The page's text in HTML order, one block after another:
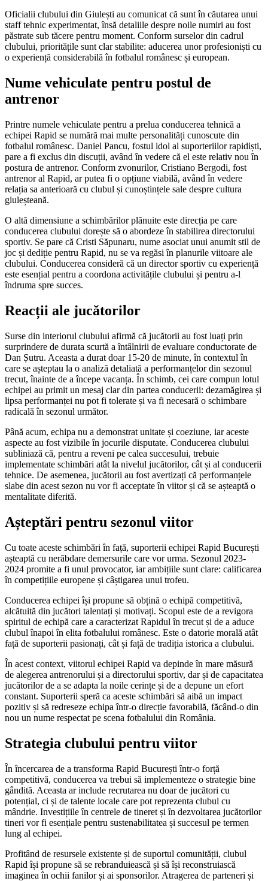
Oficialii clubului din Giulești au comunicat că sunt în căutarea unui
staff tehnic experimentat, însă detaliile despre noile numiri au fost
păstrate sub tăcere pentru moment. Conform surselor din cadrul
clubului, prioritățile sunt clar stabilite: aducerea unor profesioniști cu
o experiență considerabilă în fotbalul românesc și european.
Nume vehiculate pentru postul de
antrenor
Printre numele vehiculate pentru a prelua conducerea tehnică a
echipei Rapid se numără mai multe personalități cunoscute din
fotbalul românesc. Daniel Pancu, fostul idol al suporteriilor rapidiști,
pare a fi exclus din discuții, având în vedere că el este relativ nou în
postura de antrenor. Conform zvonurilor, Cristiano Bergodi, fost
antrenor al Rapid, ar putea fi o opțiune viabilă, având în vedere
relația sa anterioară cu clubul și cunoștințele sale despre cultura
giuleșteană.
O altă dimensiune a schimbărilor plănuite este direcția pe care
conducerea clubului dorește să o abordeze în stabilirea directorului
sportiv. Se pare că Cristi Săpunaru, nume asociat unui anumit stil de
joc și dediție pentru Rapid, nu se va regăsi în planurile viitoare ale
clubului. Conducerea consideră că un director sportiv cu experiență
este esențial pentru a coordona activitățile clubului și pentru a-l
îndruma spre succes.
Reacții ale jucătorilor
Surse din interiorul clubului afirmă că jucătorii au fost luați prin
surprindere de durata scurtă a întâlnirii de evaluare conductorate de
Dan Șutru. Aceasta a durat doar 15-20 de minute, în contextul în
care se așteptau la o analiză detaliată a performanțelor din sezonul
trecut, înainte de a începe vacanța. În schimb, cei care compun lotul
echipei au primit un mesaj clar din partea conducerii: dezamăgirea și
lipsa performanței nu pot fi tolerate și va fi necesară o schimbare
radicală în sezonul următor.
Până acum, echipa nu a demonstrat unitate și coeziune, iar aceste
aspecte au fost vizibile în jocurile disputate. Conducerea clubului
subliniază că, pentru a reveni pe calea succesului, trebuie
implementate schimbări atât la nivelul jucătorilor, cât și al conducerii
tehnice. De asemenea, jucătorii au fost avertizați că performanțele
slabe din acest sezon nu vor fi acceptate în viitor și că se așteaptă o
mentalitate diferită.
Așteptări pentru sezonul viitor
Cu toate aceste schimbări în față, suporterii echipei Rapid București
așteaptă cu nerăbdare demersurile care vor urma. Sezonul 2023-
2024 promite a fi unul provocator, iar ambițiile sunt clare: calificarea
în competițiile europene și câștigarea unui trofeu.
Conducerea echipei își propune să obțină o echipă competitivă,
alcătuită din jucători talentați și motivați. Scopul este de a revigora
spiritul de echipă care a caracterizat Rapidul în trecut și de a aduce
clubul înapoi în elita fotbalului românesc. Este o datorie morală atât
față de suporterii pasionați, cât și față de tradiția istorica a clubului.
În acest context, viitorul echipei Rapid va depinde în mare măsură
de alegerea antrenorului și a directorului sportiv, dar și de capacitatea
jucătorilor de a se adapta la noile cerințe și de a depune un efort
constant. Suporterii speră ca aceste schimbări să aibă un impact
pozitiv și să redreseze echipa într-o direcție favorabilă, făcând-o din
nou un nume respectat pe scena fotbalului din România.
Strategia clubului pentru viitor
În încercarea de a transforma Rapid București într-o forță
competitivă, conducerea va trebui să implementeze o strategie bine
gândită. Aceasta ar include recrutarea nu doar de jucători cu
potențial, ci și de talente locale care pot reprezenta clubul cu
mândrie. Investițiile în centrele de tineret și în dezvoltarea jucătorilor
tineri vor fi esențiale pentru sustenabilitatea și succesul pe termen
lung al echipei.
Profitând de resursele existente și de suportul comunității, clubul
Rapid își propune să se rebranduiească și să își reconstruiască
imaginea în ochii fanilor și ai sponsorilor. Atragerea de parteneri și